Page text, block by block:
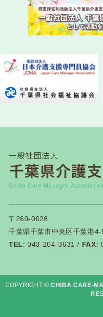
NEW!
2026.07.28 委員会活
ちばケアマネ通信【
た！
2026.07.28 一般研修
2026.07.21
千葉県「カスハラ相談
事業所等が追加されま
第１１９回研修会終了
第１１９回研修会資料
〒260-0026
千葉県千葉市中央区千葉港
TEL: 043-204-3631 / FAX:
COPYRIGHT ©CHIBA CARE-